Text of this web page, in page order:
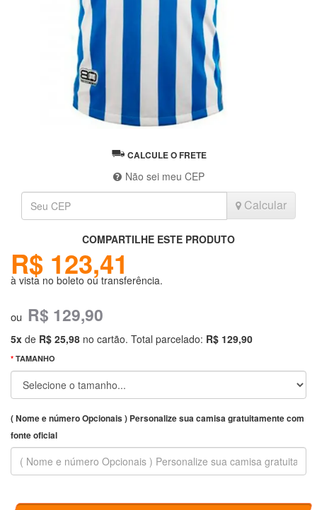
CALCULE O FRETE
Não sei meu CEP
Calcular
COMPARTILHE ESTE PRODUTO
R$ 123,41
à vista no boleto ou transferência.
ou R$ 129,90
5x de R$ 25,98 no cartão. Total parcelado: R$ 129,90
TAMANHO
( Nome e número Opcionais ) Personalize sua camisa gratuitamente com
fonte oficial